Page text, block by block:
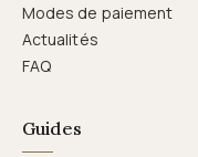
Modes de paiement
Actualités
FAQ
Guides